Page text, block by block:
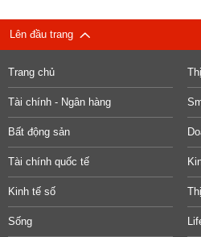
Lên đầu trang
Trang chủ
Tài chính - Ngân hàng
Bất động sản
Tài chính quốc tế
Kinh tế số
Sống